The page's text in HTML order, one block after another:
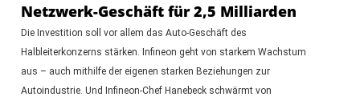
Netzwerk-Geschäft für 2,5 Milliarden
Die Investition soll vor allem das Auto-Geschäft des
Halbleiterkonzerns stärken. Infineon geht von starkem Wachstum
aus – auch mithilfe der eigenen starken Beziehungen zur
Autoindustrie. Und Infineon-Chef Hanebeck schwärmt von